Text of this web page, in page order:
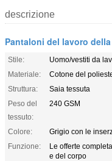
descrizione
Pantaloni del lavoro
Stile:
Uomo/vestiti da
Materiale:
Cotone del
Struttura:
Saia tessuta
Peso del
tessuto:
240 GSM
Colore:
Grigio con le
Funzione:
Le offerte
e del corpo